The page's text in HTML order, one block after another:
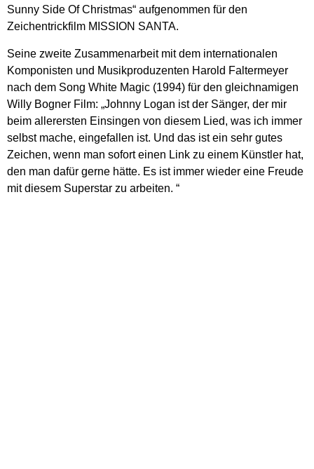
Sunny Side Of Christmas“ aufgenommen für den
Zeichentrickfilm MISSION SANTA.
Seine zweite Zusammenarbeit mit dem internationalen
Komponisten und Musikproduzenten Harold Faltermeyer
nach dem Song White Magic (1994) für den gleichnamigen
Willy Bogner Film: „Johnny Logan ist der Sänger, der mir
beim allerersten Einsingen von diesem Lied, was ich immer
selbst mache, eingefallen ist. Und das ist ein sehr gutes
Zeichen, wenn man sofort einen Link zu einem Künstler hat,
den man dafür gerne hätte. Es ist immer wieder eine Freude
mit diesem Superstar zu arbeiten. “